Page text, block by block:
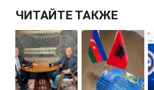
ЧИТАЙТЕ ТАКЖЕ